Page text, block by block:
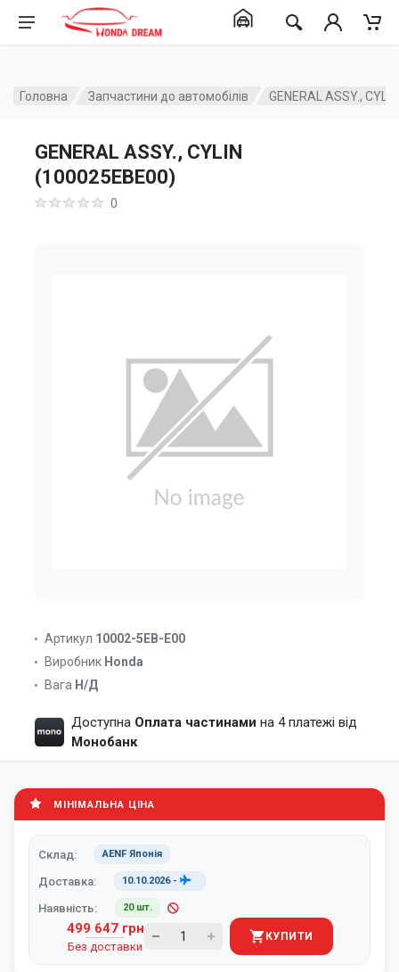
Головна Запчастини до автомобілів GENERAL ASSY.,
GENERAL ASSY., CYLIN
(100025EBE00)
0
Артикул 10002-5EB-E00
Виробник Honda
Вага Н/Д
Доступна Оплата частинами на 4 платежі від
Монобанк
МІНІМАЛЬНА ЦІНА
Склад: AENF Японія
Доставка: 10.10.2026-
Наявність: 20 шт.
499 647 грн
Без доставки
КУПИТИ